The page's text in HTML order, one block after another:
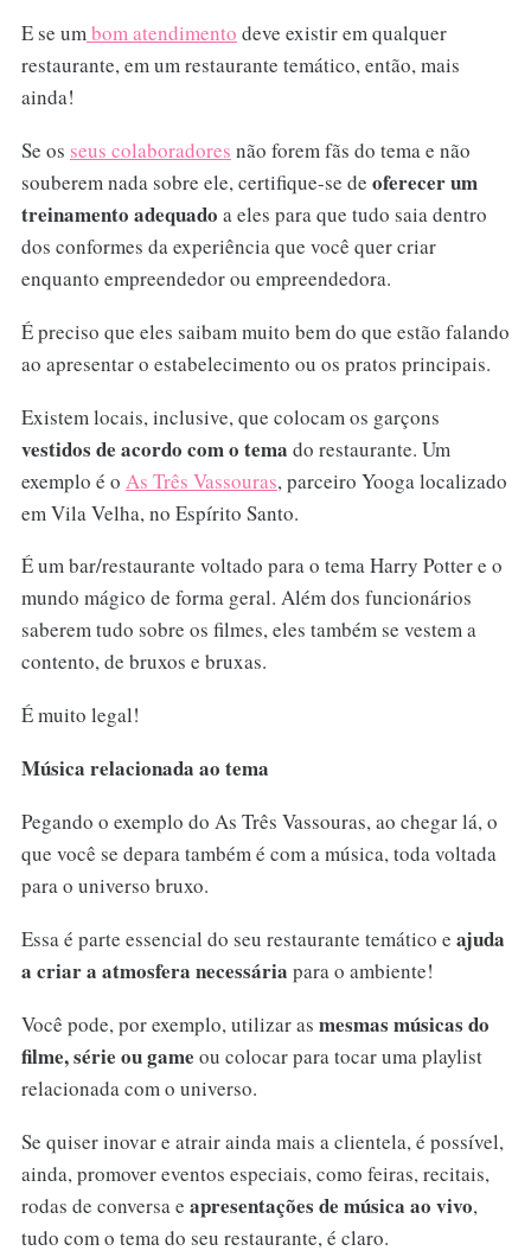
E se umbom atendimento deve existir em qualquer
restaurante, em um restaurante temático, então, mais
ainda!
Se os seus colaboradores não forem fãs do tema e não
souberem nada sobre ele, certifique-se de oferecer um
treinamento adequado a eles para que tudo saia dentro
dos conformes da experiência que você quer criar
enquanto empreendedor ou empreendedora.
É preciso que eles saibam muito bem do que estão falando
ao apresentar o estabelecimento ou os pratos principais.
Existem locais, inclusive, que colocam os garçons
vestidos de acordo com o tema do restaurante. Um
exemplo é o As Três Vassouras, parceiro Yooga localizado
em Vila Velha, no Espírito Santo.
É um bar/restaurante voltado para o tema Harry Potter e o
mundo mágico de forma geral. Além dos funcionários
saberem tudo sobre os filmes, eles também se vestem a
contento, de bruxos e bruxas.
É muito legal!
Música relacionada ao tema
Pegando o exemplo do As Três Vassouras, ao chegar lá, o
que você se depara também é com a música, toda voltada
para o universo bruxo.
Essa é parte essencial do seu restaurante temático e ajuda
a criar a atmosfera necessária para o ambiente!
Você pode, por exemplo, utilizar as mesmas músicas do
filme, série ou game ou colocar para tocar uma playlist
relacionada com o universo.
Se quiser inovar e atrair ainda mais a clientela, é possível,
ainda, promover eventos especiais, como feiras, recitais,
rodas de conversa e apresentações de música ao vivo,
tudo com o tema do seu restaurante, é claro.